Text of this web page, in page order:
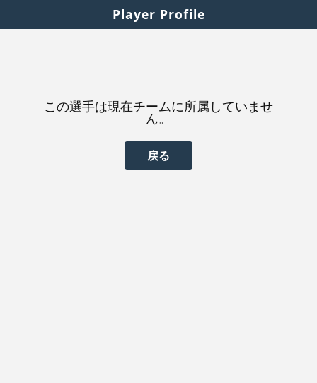
Player Profile
この選手は現在チームに所属していませ
ん。
戻る